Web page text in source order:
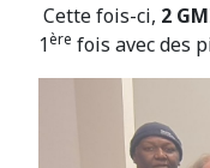
Cette fois-ci, 2
1ère fois avec des